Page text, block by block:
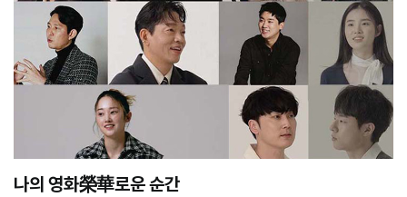
나의 영화榮華로운 순간